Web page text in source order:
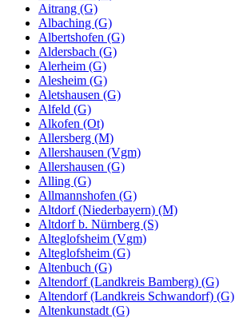
Aitrang (G)
Albaching (G)
Albertshofen (G)
Aldersbach (G)
Alerheim (G)
Alesheim (G)
Aletshausen (G)
Alfeld (G)
Alkofen (Ot)
Allersberg (M)
Allershausen (Vgm)
Allershausen (G)
Alling (G)
Allmannshofen (G)
Altdorf (Niederbayern) (M)
Altdorf b. Nürnberg (S)
Alteglofsheim (Vgm)
Alteglofsheim (G)
Altenbuch (G)
Altendorf (Landkreis Bamberg) (G)
Altendorf (Landkreis Schwandorf) (G)
Altenkunstadt (G)